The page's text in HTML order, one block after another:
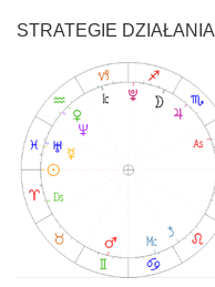
STRATEGIE DZIAŁANIA